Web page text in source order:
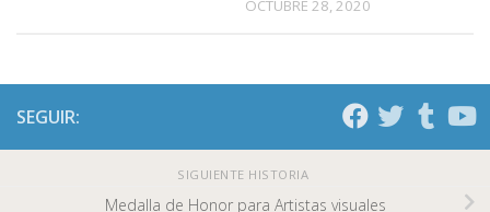
OCTUBRE 28, 2020
SEGUIR:
SIGUIENTE HISTORIA
Medalla de Honor para Artistas visuales